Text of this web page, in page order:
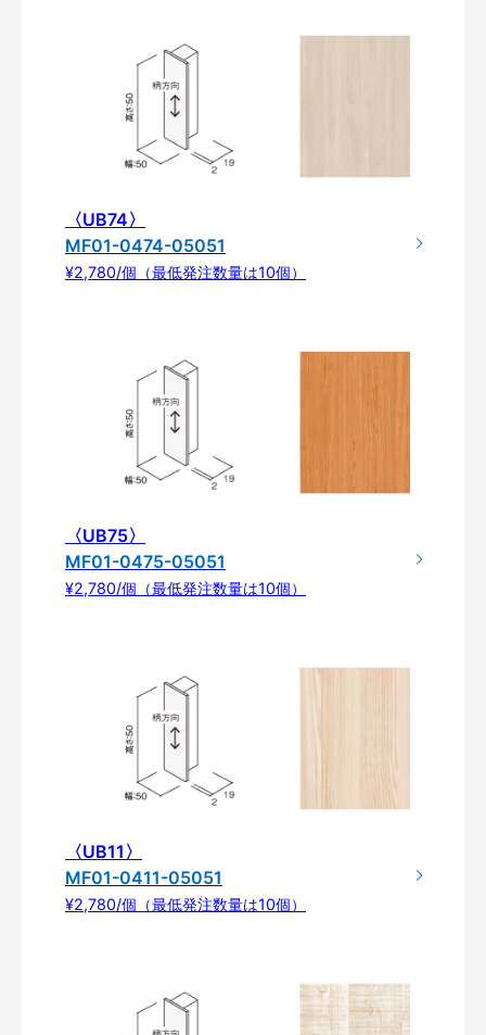
〈UB74〉
MF01-0474-05051
¥2,780/個（最低発注数量は10個）
〈UB75〉
MF01-0475-05051
¥2,780/個（最低発注数量は10個）
〈UB11〉
MF01-0411-05051
¥2,780/個（最低発注数量は10個）